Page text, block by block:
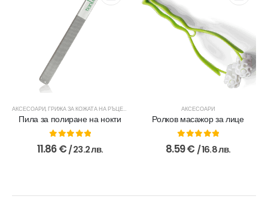
АКСЕСОАРИ,ГРИЖА ЗА КОЖАТА НА РЪЦЕТЕ
Пила за полиране на нокти
0out of 5
11.86€ / 23.2 лв.
АКСЕСОАРИ
Ролков масажор за лице
0out of 5
8.59€ / 16.8 лв.